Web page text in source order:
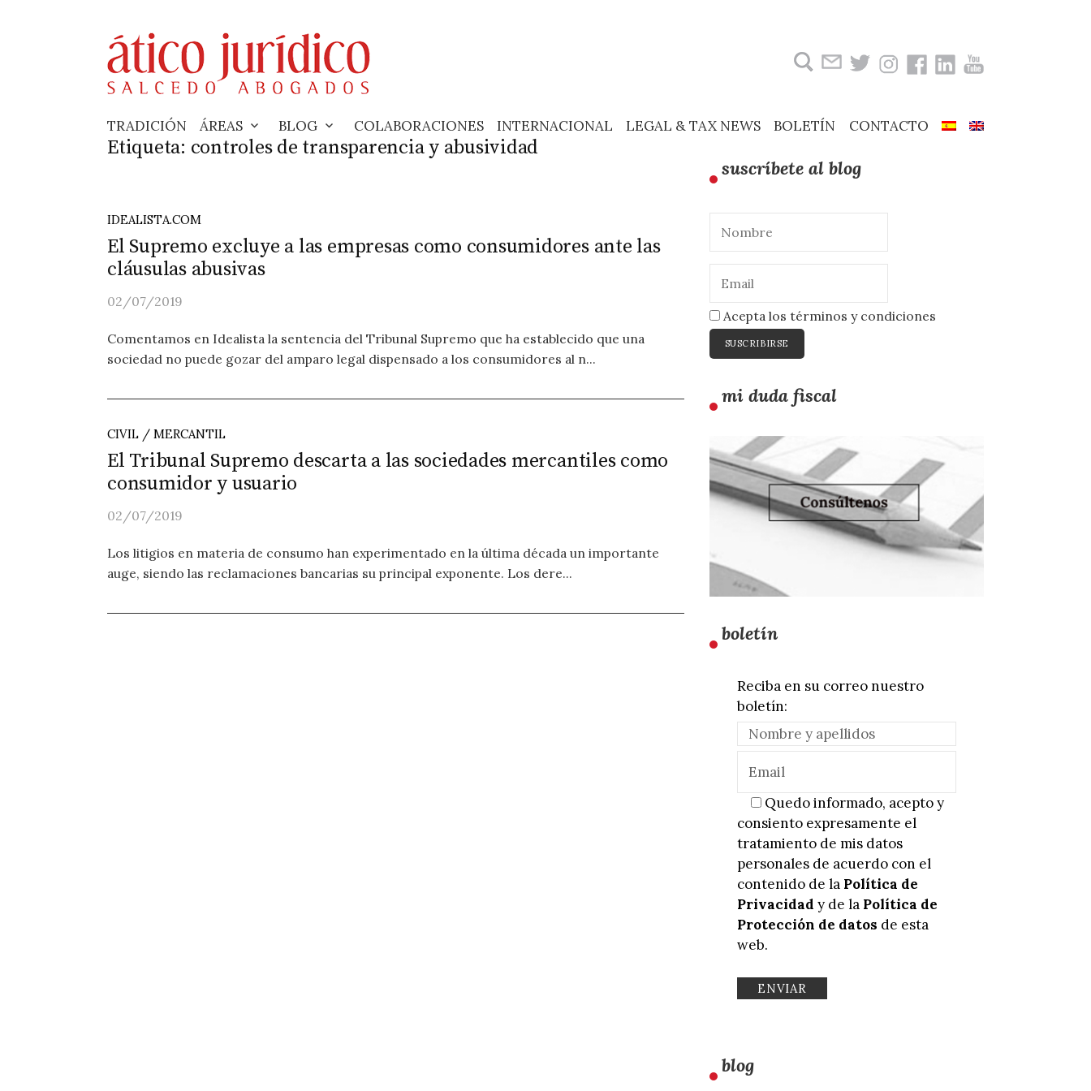
TRADICIÓN ÁREAS BLOG COLABORACIONES INTERNACIONAL LEGAL & TAX NEWS BOLETÍN CONTACTO
Etiqueta: controles de transparencia y abusividad
IDEALISTA.COM
El Supremo excluye a las empresas como consumidores ante las
cláusulas abusivas
02/07/2019
Comentamos en Idealista la sentencia del Tribunal Supremo que ha establecido que una
sociedad no puede gozar del amparo legal dispensado a los consumidores al n...
CIVIL / MERCANTIL
El Tribunal Supremo descarta a las sociedades mercantiles como
consumidor y usuario
02/07/2019
Los litigios en materia de consumo han experimentado en la última década un importante
auge, siendo las reclamaciones bancarias su principal exponente. Los dere...
suscríbete al blog
Acepta los términos y condiciones
mi duda fiscal
boletín
Reciba en su correo nuestro
boletín:
Quedo informado, acepto y
consiento expresamente el
tratamiento de mis datos
personales de acuerdo con el
contenido de la Política de
Privacidad y de la Política de
Protección de datos de esta
web.
blog